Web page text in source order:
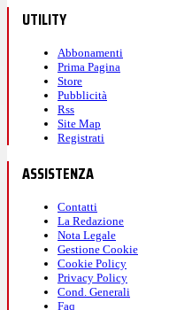
UTILITY
Abbonamenti
Prima Pagina
Store
Pubblicità
Rss
Site Map
Registrati
ASSISTENZA
Contatti
La Redazione
Nota Legale
Gestione Cookie
Cookie Policy
Privacy Policy
Cond. Generali
Faq